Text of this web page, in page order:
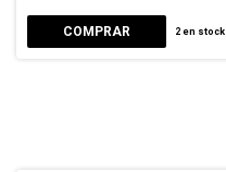
2en stock